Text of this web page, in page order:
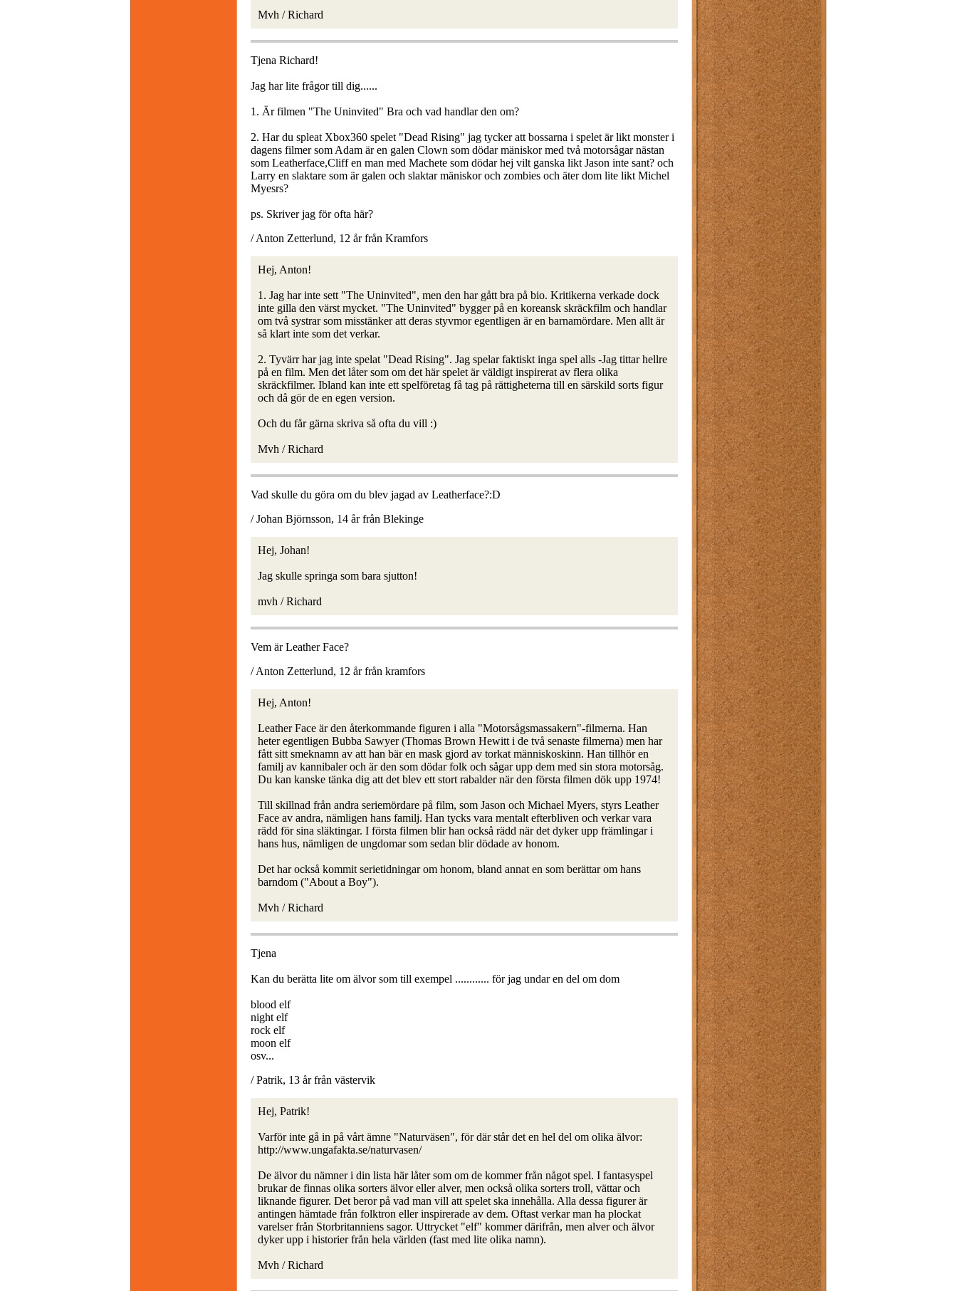
Mvh / Richard
Tjena Richard!
Jag har lite frågor till dig......
1. Är filmen "The Uninvited" Bra och vad handlar den om?
2. Har du spleat Xbox360 spelet "Dead Rising" jag tycker att bossarna i spelet är likt monster i
dagens filmer som Adam är en galen Clown som dödar mäniskor med två motorsågar nästan
som Leatherface,Cliff en man med Machete som dödar hej vilt ganska likt Jason inte sant? och
Larry en slaktare som är galen och slaktar mäniskor och zombies och äter dom lite likt Michel
Myesrs?
ps. Skriver jag för ofta här?
/ Anton Zetterlund, 12 år från Kramfors
Hej, Anton!
1. Jag har inte sett "The Uninvited", men den har gått bra på bio. Kritikerna verkade dock
inte gilla den värst mycket. "The Uninvited" bygger på en koreansk skräckfilm och handlar
om två systrar som misstänker att deras styvmor egentligen är en barnamördare. Men allt är
så klart inte som det verkar.
2. Tyvärr har jag inte spelat "Dead Rising". Jag spelar faktiskt inga spel alls -Jag tittar hellre
på en film. Men det låter som om det här spelet är väldigt inspirerat av flera olika
skräckfilmer. Ibland kan inte ett spelföretag få tag på rättigheterna till en särskild sorts figur
och då gör de en egen version.
Och du får gärna skriva så ofta du vill :)
Mvh / Richard
Vad skulle du göra om du blev jagad av Leatherface?:D
/ Johan Björnsson, 14 år från Blekinge
Hej, Johan!
Jag skulle springa som bara sjutton!
mvh / Richard
Vem är Leather Face?
/ Anton Zetterlund, 12 år från kramfors
Hej, Anton!
Leather Face är den återkommande figuren i alla "Motorsågsmassakern"-filmerna. Han
heter egentligen Bubba Sawyer (Thomas Brown Hewitt i de två senaste filmerna) men har
fått sitt smeknamn av att han bär en mask gjord av torkat människoskinn. Han tillhör en
familj av kannibaler och är den som dödar folk och sågar upp dem med sin stora motorsåg.
Du kan kanske tänka dig att det blev ett stort rabalder när den första filmen dök upp 1974!
Till skillnad från andra seriemördare på film, som Jason och Michael Myers, styrs Leather
Face av andra, nämligen hans familj. Han tycks vara mentalt efterbliven och verkar vara
rädd för sina släktingar. I första filmen blir han också rädd när det dyker upp främlingar i
hans hus, nämligen de ungdomar som sedan blir dödade av honom.
Det har också kommit serietidningar om honom, bland annat en som berättar om hans
barndom ("About a Boy").
Mvh / Richard
Tjena
Kan du berätta lite om älvor som till exempel ............ för jag undar en del om dom
blood elf
night elf
rock elf
moon elf
osv...
/ Patrik, 13 år från västervik
Hej, Patrik!
Varför inte gå in på vårt ämne "Naturväsen", för där står det en hel del om olika älvor:
http://www.ungafakta.se/naturvasen/
De älvor du nämner i din lista här låter som om de kommer från något spel. I fantasyspel
brukar de finnas olika sorters älvor eller alver, men också olika sorters troll, vättar och
liknande figurer. Det beror på vad man vill att spelet ska innehålla. Alla dessa figurer är
antingen hämtade från folktron eller inspirerade av dem. Oftast verkar man ha plockat
varelser från Storbritanniens sagor. Uttrycket "elf" kommer därifrån, men alver och älvor
dyker upp i historier från hela världen (fast med lite olika namn).
Mvh / Richard